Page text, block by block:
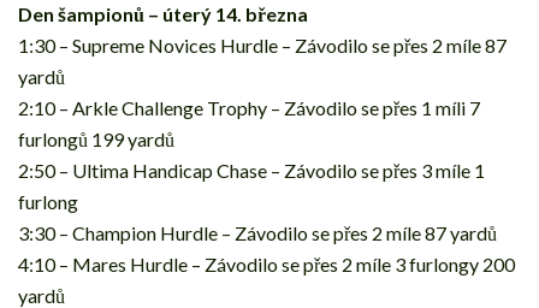
Den šampionů – úterý 14. března
1:30 – Supreme Novices Hurdle – Závodilo se přes 2 míle 87
yardů
2:10 – Arkle Challenge Trophy – Závodilo se přes 1 míli 7
furlongů 199 yardů
2:50 – Ultima Handicap Chase – Závodilo se přes 3 míle 1
furlong
3:30 – Champion Hurdle – Závodilo se přes 2 míle 87 yardů
4:10 – Mares Hurdle – Závodilo se přes 2 míle 3 furlongy 200
yardů